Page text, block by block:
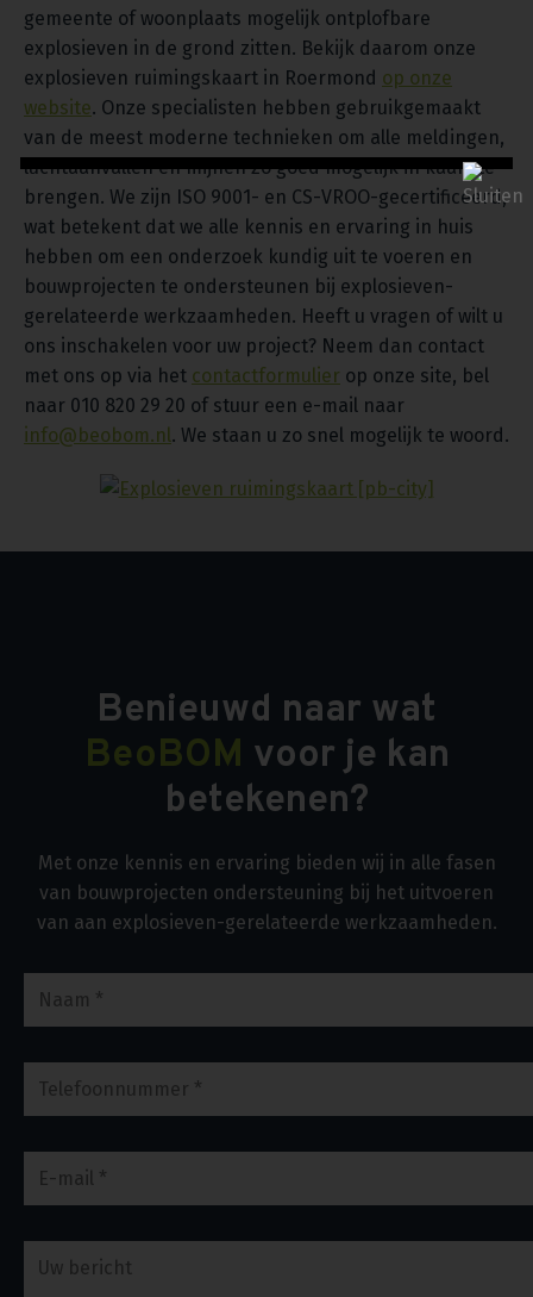
gemeente of woonplaats mogelijk ontplofbare
explosieven in de grond zitten. Bekijk daarom onze
explosieven ruimingskaart in Roermond op onze
website. Onze specialisten hebben gebruikgemaakt
van de meest moderne technieken om alle meldingen,
luchtaanvallen en mijnen zo goed mogelijk in kaart te
brengen. We zijn ISO 9001- en CS-VROO-gecertificeerd,
wat betekent dat we alle kennis en ervaring in huis
hebben om een onderzoek kundig uit te voeren en
bouwprojecten te ondersteunen bij explosieven-
gerelateerde werkzaamheden. Heeft u vragen of wilt u
ons inschakelen voor uw project? Neem dan contact
met ons op via het contactformulier op onze site, bel
naar 010 820 29 20 of stuur een e-mail naar
info@beobom.nl. We staan u zo snel mogelijk te woord.
Benieuwd naar wat
BeoBOM voor je kan
betekenen?
Met onze kennis en ervaring bieden wij in alle fasen
van bouwprojecten ondersteuning bij het uitvoeren
van aan explosieven-gerelateerde werkzaamheden.